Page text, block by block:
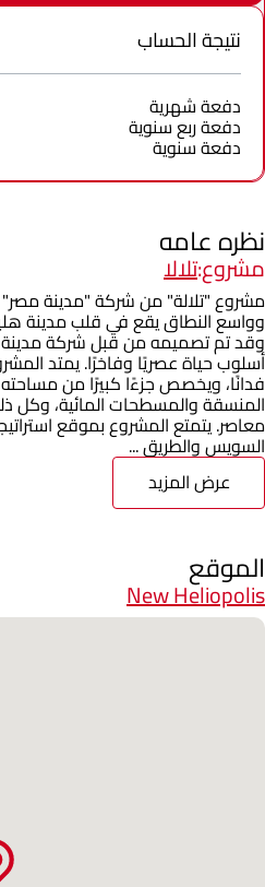
نتيجة الحساب
دفعة شهرية
دفعة ربع سنوية
دفعة سنوية
نظره عامه
مشروع:تلالا
مشروع "تلالة" من شركة "مدينة
وواسع النطاق يقع في قلب مدينة
وقد تم تصميمه من قبل شركة مدينة
فدانًا، ويخصص جزءًا كبيرًا من
المنسقة والمسطحات المائية،
معاصر. يتمتع المشروع بموقع
السويس والطريق ...
عرض المزيد
الموقع
New Heliopolis